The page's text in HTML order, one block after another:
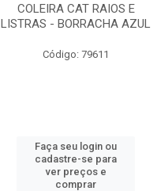
COLEIRA CAT RAIOS E
LISTRAS - BORRACHA AZUL
Código: 79611
Faça seu login ou
cadastre-se para
ver preços e
comprar